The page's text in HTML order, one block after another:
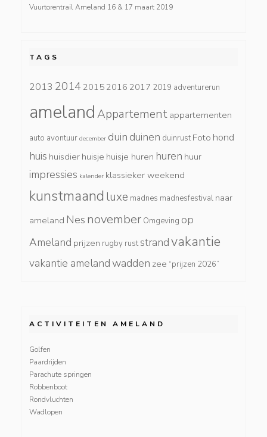
Vuurtorentrail Ameland 16 & 17 maart 2019
TAGS
2013 2014 2015 2016 2017 2019 adventurerun
amelandAppartement appartementen
auto avontuur december duin duinen duinrust Foto hond
huis huisdier huisje huisje huren huren huur
impressies kalender klassieker weekend
kunstmaand luxe madnes madnesfestival naar
ameland Nes november Omgeving op
Ameland prijzen rugby ruststrandvakantie
vakantie amelandwadden zee “prijzen 2026”
ACTIVITEITEN AMELAND
Golfen
Paardrijden
Parachute springen
Robbenboot
Rondvluchten
Wadlopen